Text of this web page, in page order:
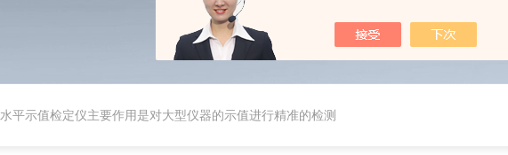
水平示值检定仪主要作用是对大型仪器的示值进行精准的检测